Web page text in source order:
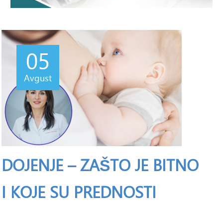
05
Avgust
DOJENJE – ZAŠTO JE BITNO
I KOJE SU PREDNOSTI